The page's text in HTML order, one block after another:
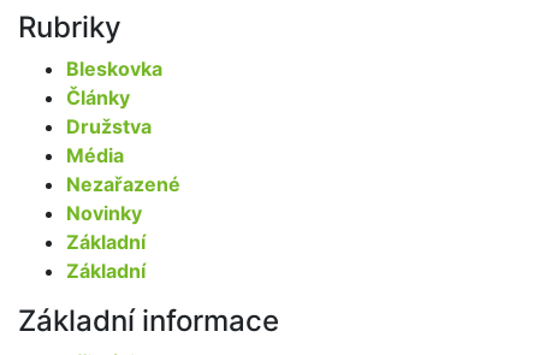
Rubriky
Bleskovka
Články
Družstva
Média
Nezařazené
Novinky
Základní
Základní
Základní informace